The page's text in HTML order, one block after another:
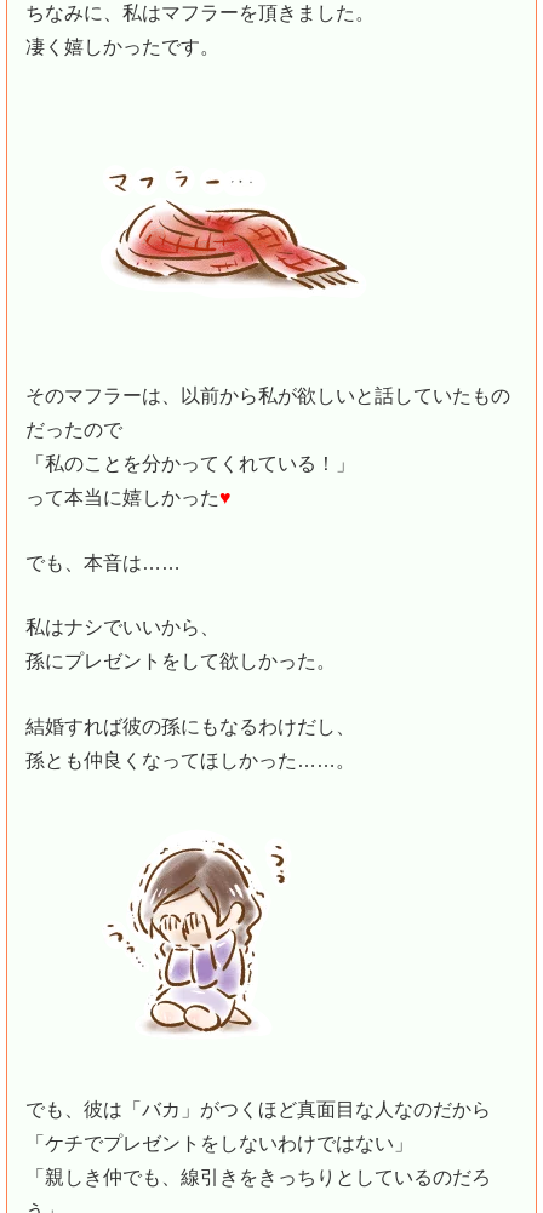
ちなみに、私はマフラーを頂きました。
凄く嬉しかったです。
そのマフラーは、以前から私が欲しいと話していたもの
だったので
「私のことを分かってくれている！」
って本当に嬉しかった♥
でも、本音は……
私はナシでいいから、
孫にプレゼントをして欲しかった。
結婚すれば彼の孫にもなるわけだし、
孫とも仲良くなってほしかった……。
でも、彼は「バカ」がつくほど真面目な人なのだから
「ケチでプレゼントをしないわけではない」
「親しき仲でも、線引きをきっちりとしているのだろ